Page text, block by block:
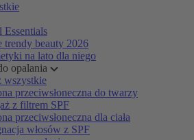
Essentials
trendy beauty 2026
na lato dla niego
opalania
wszystkie
przeciwsłoneczna do twarzy
z filtrem SPF
przeciwsłoneczna dla ciała
włosów z SPF